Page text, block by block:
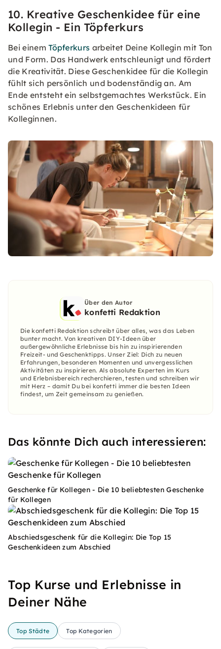
10. Kreative Geschenkidee für eine
Kollegin - Ein Töpferkurs
Bei einemTöpferkurs arbeitet Deine Kollegin mit Ton
und Form. Das Handwerk entschleunigt und fördert
die Kreativität. Diese Geschenkidee für die Kollegin
fühlt sich persönlich und bodenständig an. Am
Ende entsteht ein selbstgemachtes Werkstück. Ein
schönes Erlebnis unter den Geschenkideen für
Kolleginnen.
Über den Autor
konfetti Redaktion
Die konfetti Redaktion schreibt über alles, was das Leben
bunter macht. Von kreativen DIY-Ideen über
außergewöhnliche Erlebnisse bis hin zu inspirierenden
Freizeit- und Geschenktipps. Unser Ziel: Dich zu neuen
Erfahrungen, besonderen Momenten und unvergesslichen
Aktivitäten zu inspirieren. Als absolute Experten im Kurs
und Erlebnisbereich recherchieren, testen und schreiben wir
mit Herz – damit Du bei konfetti immer die besten Ideen
findest, um Zeit gemeinsam zu genießen.
Das könnte Dich auch interessieren:
Geschenke für Kollegen - Die 10 beliebtesten Geschenke
für Kollegen
Abschiedsgeschenk für die Kollegin: Die Top 15
Geschenkideen zum Abschied
Top Kurse und Erlebnisse in
Deiner Nähe
Top Städte Top Kategorien